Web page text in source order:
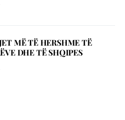
MË TË HERSHME TË
DHE TË SHQIPES